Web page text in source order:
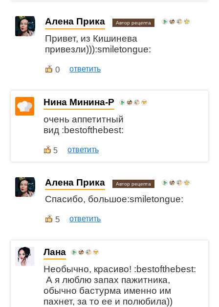
Алена Прика Автор рецепта
Привет, из Кишинева
привезли))):smiletongue:
0 ответить
Нина Минина-Р
очень аппетитный
вид :bestofthebest:
5 ответить
Алена Прика Автор рецепта
Спасибо, большое:smiletongue:
5 ответить
Лана
Необычно, красиво! :bestofthebest:
А я люблю запах пажитника,
обычно бастурма именно им
пахнет, за то ее и полюбила))